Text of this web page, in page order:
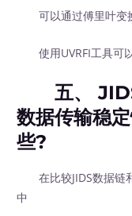
可以通过傅里叶变换
使用UVRFI工具可以
五、 JIDS
数据传输稳
些?
在比较JIDS数据链
中